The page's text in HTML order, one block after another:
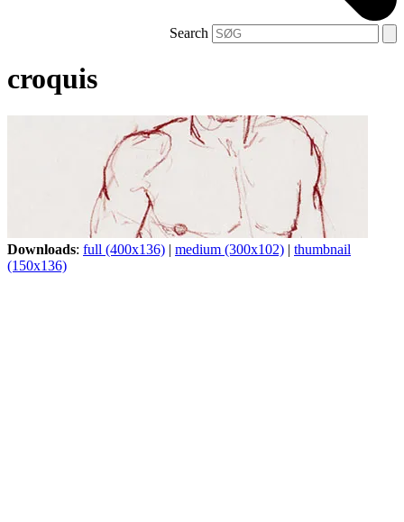
Search
croquis
Downloads: full (400x136) | medium (300x102) | thumbnail
(150x136)